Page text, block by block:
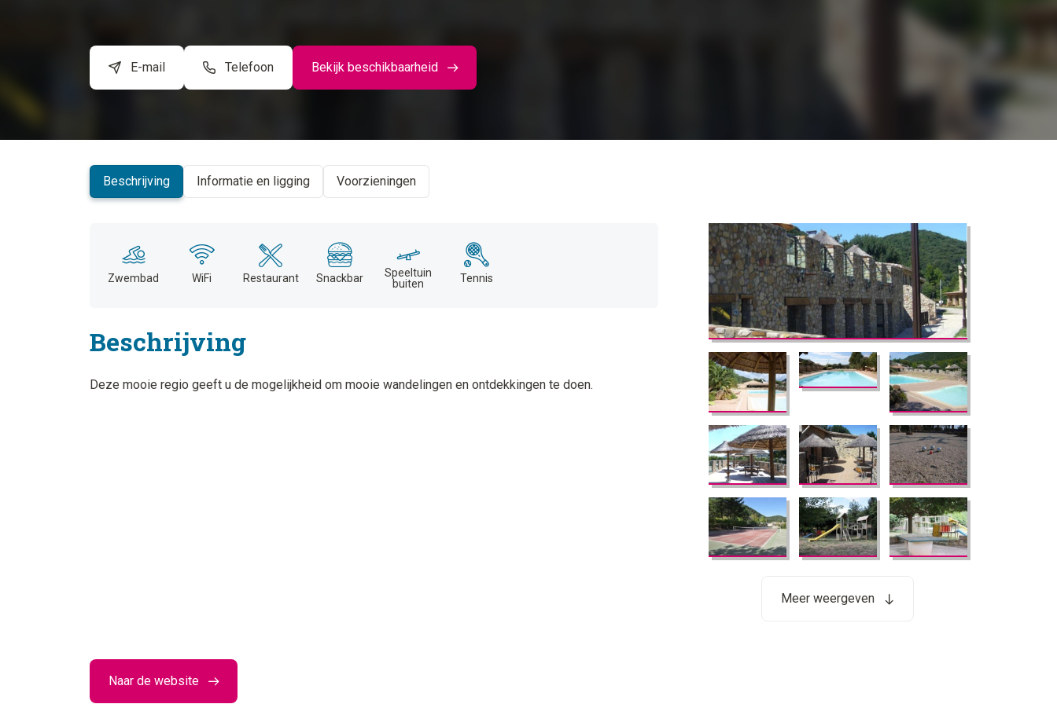
E-mail Telefoon Bekijk beschikbaarheid
Beschrijving Informatie en ligging Voorzieningen
Zwembad WiFi Restaurant Snackbar
Speeltuin
buiten
Tennis
Beschrijving
Deze mooie regio geeft u de mogelijkheid om mooie wandelingen en ontdekkingen te doen.
Meer weergeven
Naar de website